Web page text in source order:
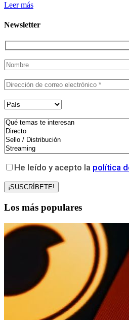
Leer más
Newsletter
He leído y acepto la política
Los más populares